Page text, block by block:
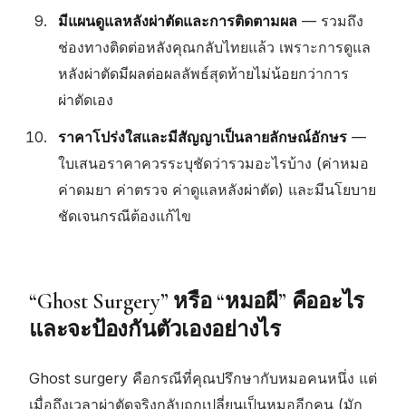
มีแผนดูแลหลังผ่าตัดและการติดตามผล — รวมถึง
ช่องทางติดต่อหลังคุณกลับไทยแล้ว เพราะการดูแล
หลังผ่าตัดมีผลต่อผลลัพธ์สุดท้ายไม่น้อยกว่าการ
ผ่าตัดเอง
ราคาโปร่งใสและมีสัญญาเป็นลายลักษณ์อักษร —
ใบเสนอราคาควรระบุชัดว่ารวมอะไรบ้าง (ค่าหมอ
ค่าดมยา ค่าตรวจ ค่าดูแลหลังผ่าตัด) และมีนโยบาย
ชัดเจนกรณีต้องแก้ไข
“Ghost Surgery” หรือ “หมอผี” คืออะไร
และจะป้องกันตัวเองอย่างไร
Ghost surgery คือกรณีที่คุณปรึกษากับหมอคนหนึ่ง แต่
เมื่อถึงเวลาผ่าตัดจริงกลับถูกเปลี่ยนเป็นหมออีกคน (มัก